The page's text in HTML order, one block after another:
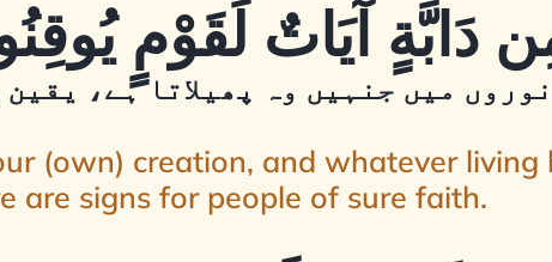
میں جنہیں وہ پھیلاتا ہے،
(own) creation, and whatever
are signs for people of sure faith.